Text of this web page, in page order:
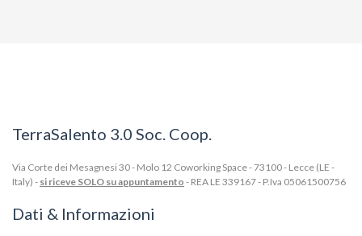
TerraSalento 3.0 Soc. Coop.
Via Corte dei Mesagnesi 30 - Molo 12 Coworking Space - 73100 - Lecce (LE -
Italy) - si riceve SOLO su appuntamento - REA LE 339167 - P.Iva 05061500756
Dati & Informazioni